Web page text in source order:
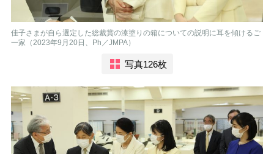
佳子さまが自ら選定した総裁賞の漆塗りの箱についての説明に耳を傾けるご
一家（2023年9月20日、Ph／JMPA）
写真126枚